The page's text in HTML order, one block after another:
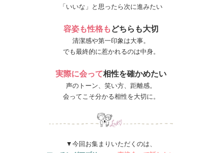
「いいな」と思ったら次に進みたい
容姿も性格も どちらも大切
清潔感や第一印象は大事。
でも最終的に惹かれるのは中身。
実際に会って相性を確かめたい
声のトーン、笑い方、距離感。
会ってこそ分かる相性を大切に。
▼今回お集まりいただくのは、